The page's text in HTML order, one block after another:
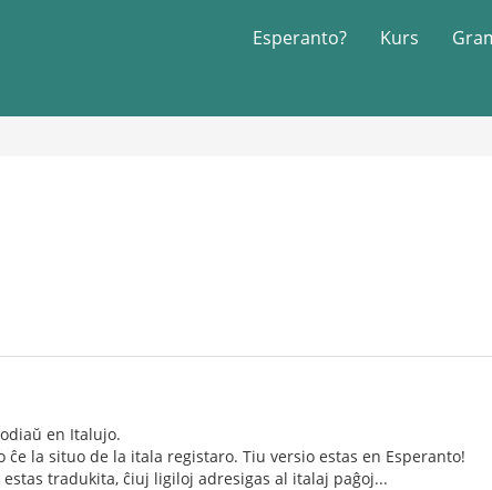
Esperanto? Kurs
en Italujo.
ĉe la situo de la itala registaro. Tiu versio estas en Esperanto!
tradukita, ĉiuj ligiloj adresigas al italaj paĝoj...